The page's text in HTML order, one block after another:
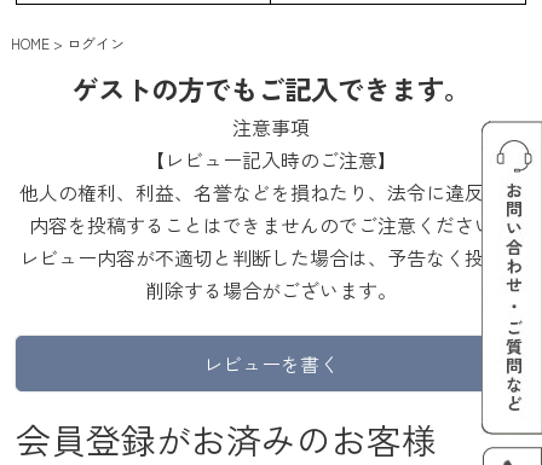
HOME ログイン
ゲストの方でもご記入できます。
注意事項
【レビュー記入時のご注意】
他人の権利、利益、名誉などを損ねたり、法令に違反する
内容を投稿することはできませんのでご注意ください。
レビュー内容が不適切と判断した場合は、予告なく投稿を
削除する場合がございます。
レビューを書く
会員登録がお済みのお客様